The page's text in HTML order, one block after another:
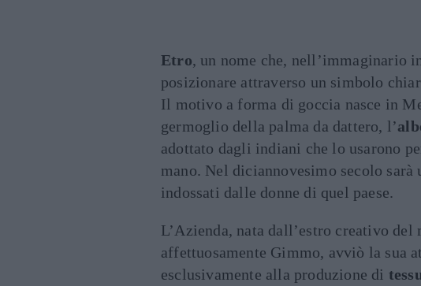
Etro, un nome che, nell’immaginario
posizionare attraverso un simbolo
Il motivo a forma di goccia nasce in
germoglio della palma da dattero, l’
adottato dagli indiani che lo usarono
mano. Nel diciannovesimo secolo
indossati dalle donne di quel paese.
L’Azienda, nata dall’estro creativo del
affettuosamente Gimmo, avviò la sua
esclusivamente alla produzione di